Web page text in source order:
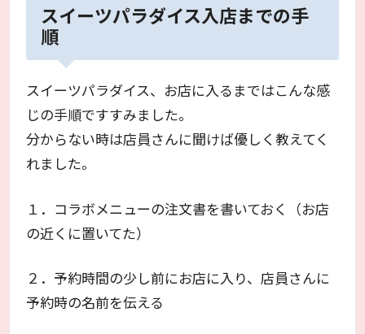
スイーツパラダイス入店までの手
順
スイーツパラダイス、お店に入るまではこんな感
じの手順ですすみました。
分からない時は店員さんに聞けば優しく教えてく
れました。
１．コラボメニューの注文書を書いておく（お店
の近くに置いてた）
２．予約時間の少し前にお店に入り、店員さんに
予約時の名前を伝える